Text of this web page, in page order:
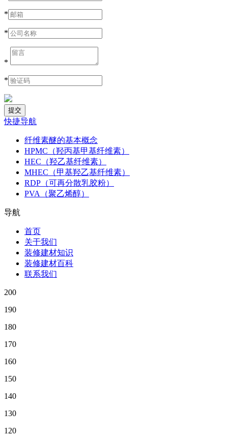
*
*
*
*
快捷导航
纤维素醚的基本概念
HPMC（羟丙基甲基纤维素）
HEC（羟乙基纤维素）
MHEC（甲基羟乙基纤维素）
RDP（可再分散乳胶粉）
PVA（聚乙烯醇）
导航
首页
关于我们
装修建材知识
装修建材百科
联系我们
200
190
180
170
160
150
140
130
120